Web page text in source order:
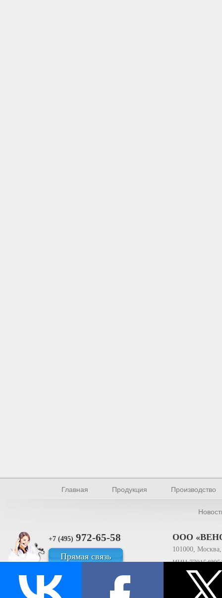
Главная Продукция Производство
+7 (495) 972-65-58
Прямая связь
ООО
101000,
ИНН
© Производство уплотнителей и профилей 2026.
Все права защищены.